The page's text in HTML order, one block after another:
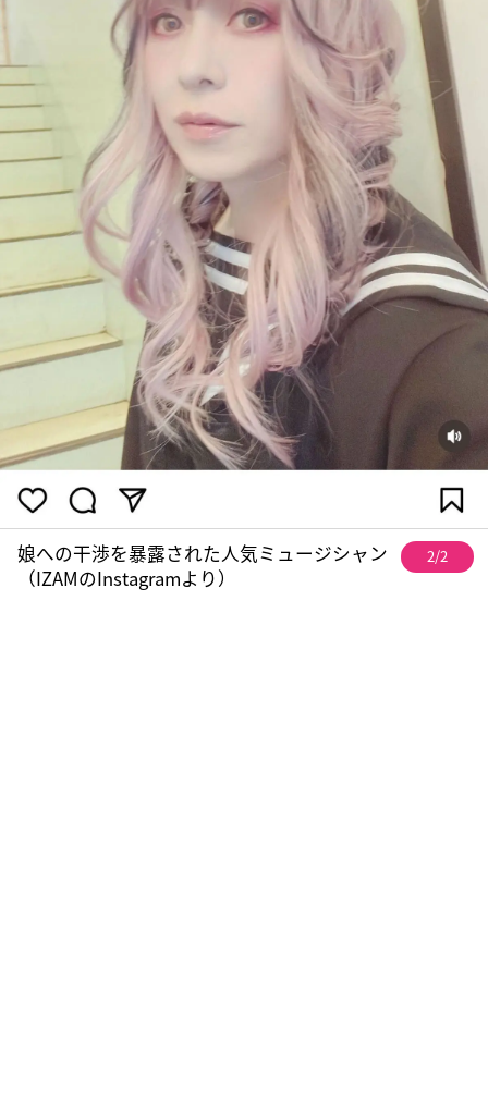
娘への干渉を暴露された人気ミュージシャン
（IZAMのInstagramより）
2/2